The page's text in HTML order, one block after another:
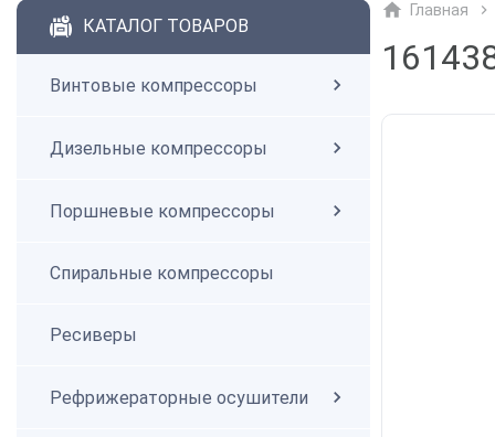
Спиральные компрессоры
КАТАЛОГ ТОВАРОВ
Винтовые компрессоры
Дизельные компрессоры
Поршневые компрессоры
Спиральные компрессоры
Ресиверы
Рефрижераторные осушители
Главная